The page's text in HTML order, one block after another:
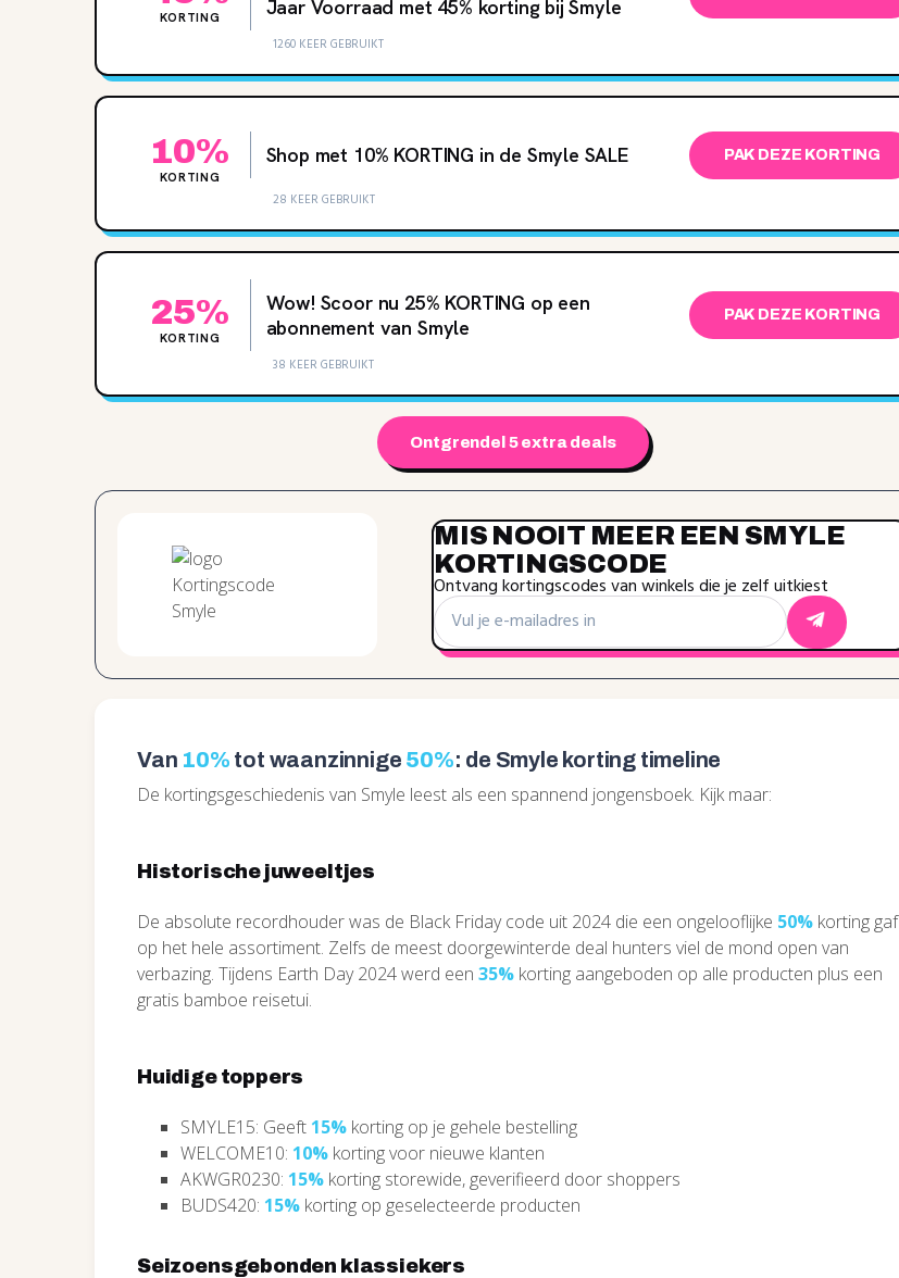
KORTING
Jaar Voorraad met 45‌% korting bij Smyle
1260 KEER GEBRUIKT
10%
KORTING
Shop met 10‌% KORTING in de Smyle SALE PAK DEZE KORTING
28 KEER GEBRUIKT
25%
KORTING
Wow! Scoor nu 25‌% KORTING op een
abonnement van Smyle
PAK DEZE KORTING
38 KEER GEBRUIKT
Ontgrendel 5 extra deals
MIS NOOIT MEER EEN SMYLE
KORTINGSCODE
Ontvang kortingscodes van winkels die je zelf uitkiest
Van 10% tot waanzinnige 50%: de Smyle korting timeline
De kortingsgeschiedenis van Smyle leest als een spannend jongensboek. Kijk maar:
Historische juweeltjes
De absolute recordhouder was de Black Friday code uit 2024 die een ongelooflijke 50% korting gaf
op het hele assortiment. Zelfs de meest doorgewinterde deal hunters viel de mond open van
verbazing. Tijdens Earth Day 2024 werd een 35% korting aangeboden op alle producten plus een
gratis bamboe reisetui.
Huidige toppers
SMYLE15: Geeft 15% korting op je gehele bestelling
WELCOME10: 10% korting voor nieuwe klanten
AKWGR0230: 15% korting storewide, geverifieerd door shoppers
BUDS420: 15% korting op geselecteerde producten
Seizoensgebonden klassiekers